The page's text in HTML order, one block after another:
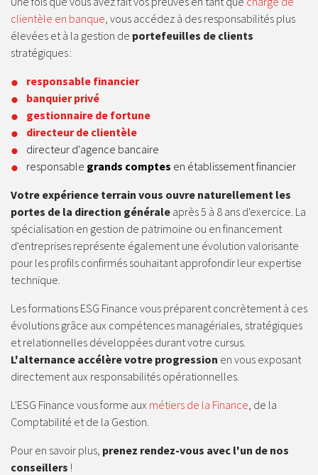
clientèle en banque, vous accédez à des responsabilités plus
élevées et à la gestion de portefeuilles de clients
stratégiques :
responsable financier
banquier privé
gestionnaire de fortune
directeur de clientèle
directeur d'agence bancaire
responsable grands comptes en établissement financier
Votre expérience terrain vous ouvre naturellement les
portes de la direction générale après 5 à 8 ans d'exercice. La
spécialisation en gestion de patrimoine ou en financement
d'entreprises représente également une évolution valorisante
pour les profils confirmés souhaitant approfondir leur expertise
technique.
Les formations ESG Finance vous préparent concrètement à ces
évolutions grâce aux compétences managériales, stratégiques
et relationnelles développées durant votre cursus.
L'alternance accélère votre progression en vous exposant
directement aux responsabilités opérationnelles.
L'ESG Finance vous forme aux métiers de la Finance, de la
Comptabilité et de la Gestion.
Pour en savoir plus, prenez rendez-vous avec l'un de nos
conseillers !